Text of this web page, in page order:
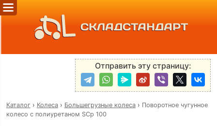
СКЛАДСТАНДАРТ
Отправить эту страницу:
Каталог› Колеса› Большегрузные колеса› Поворотное чугунное
колесо с полиуретаном SCp 100